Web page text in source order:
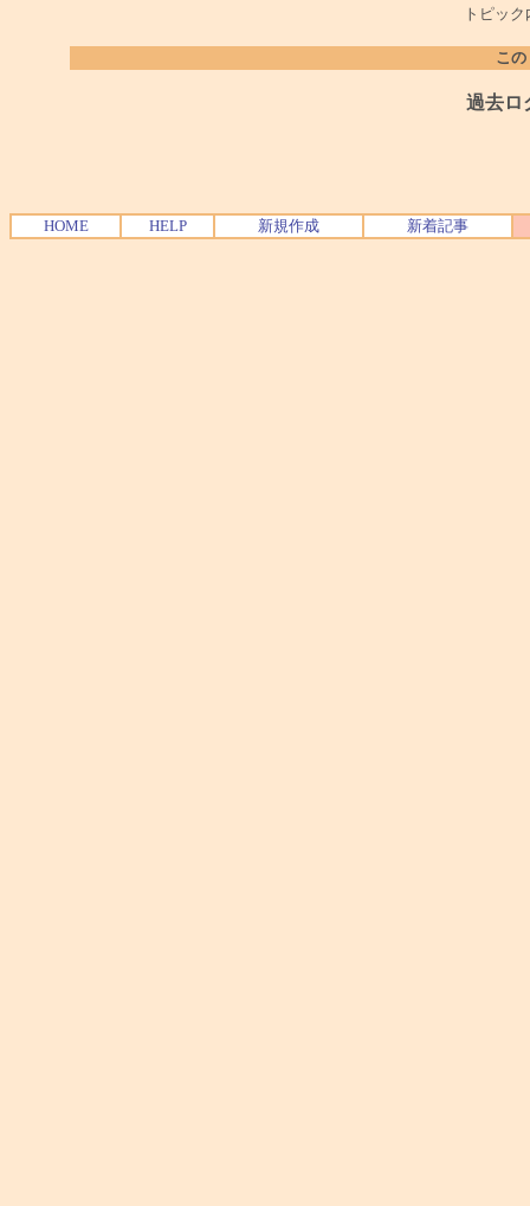
トピッ
こ
過去ロ
HOME HELP 新規作成 新着記事